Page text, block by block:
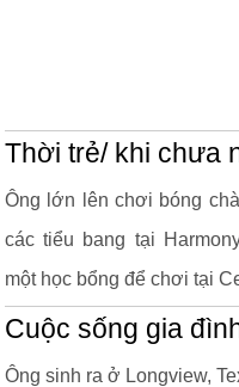
Thời trẻ/ khi chưa
Ông lớn lên chơi bóng
các tiểu bang tại
một học bổng để chơi tại
Cuộc sống gia
Ông sinh ra ở Longview,